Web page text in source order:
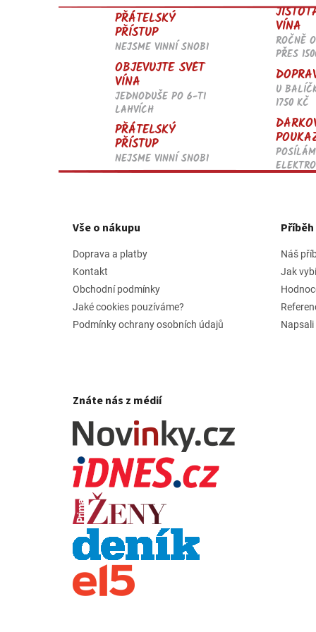
PŘÁTELSKÝ
PŘÍSTUP
NEJSME VINNÍ SNOBI
VÍNA
ROČNĚ
PŘES
OBJEVUJTE SVĚT
VÍNA
JEDNODUŠE PO 6-TI
LAHVÍCH
U
1750 KČ
PŘÁTELSKÝ
PŘÍSTUP
NEJSME VINNÍ SNOBI
Vše o nákupu
Doprava a platby
Kontakt
Obchodní podmínky
Jaké cookies pouzíváme?
Podmínky ochrany osobních údajů
Příběh
Náš
Jak
Napsali
Znáte nás z médií